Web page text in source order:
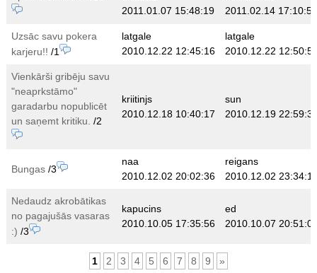
2011.01.07 15:48:19
2011.02.14 17:10:59
Uzsāc savu pokera
karjeru!! /1
latgale
2010.12.22 12:45:16
latgale
2010.12.22
Vienkārši gribēju savu
"neaprkstāmo"
garadarbu nopublicēt
un saņemt kritiku. /2
kriitinjs
2010.12.18 10:40:17
sun
2010.12.19
Bungas/3
naa
2010.12.02 20:02:36
reigans
2010.12.02
Nedaudz akrobātikas
no pagajušās vasaras
:) /3
kapucins
2010.10.05 17:35:56
ed
2010.10.07
1 2 3 4 5 6 7 8 9 »